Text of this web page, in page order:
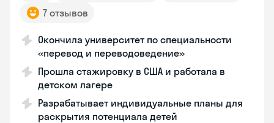
7 отзывов
Окончила университет по специальности
«перевод и переводоведение»
Прошла стажировку в США и работала в
детском лагере
Разрабатывает индивидуальные планы для
раскрытия потенциала детей